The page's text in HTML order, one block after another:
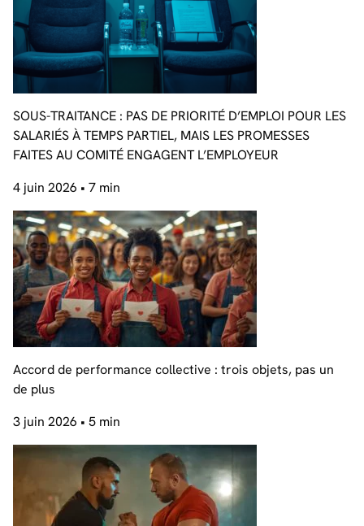
SOUS-TRAITANCE : PAS DE PRIORITÉ D’EMPLOI POUR LES
SALARIÉS À TEMPS PARTIEL, MAIS LES PROMESSES
FAITES AU COMITÉ ENGAGENT L’EMPLOYEUR
4 juin 2026 • 7 min
Accord de performance collective : trois objets, pas un
de plus
3 juin 2026 • 5 min